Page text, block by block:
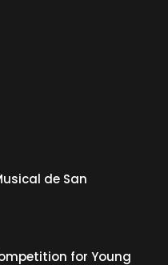
de San
for Young